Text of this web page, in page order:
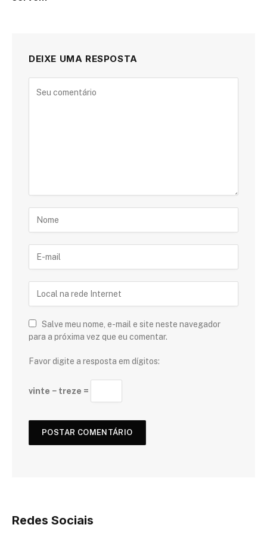
DEIXE UMA RESPOSTA
Salve meu nome, e-mail e site neste navegador
para a próxima vez que eu comentar.
Favor digite a resposta em dígitos:
vinte − treze =
Redes Sociais